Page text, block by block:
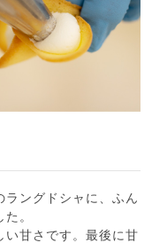
ングドシャに、ふん
。
い甘さです。最後に甘